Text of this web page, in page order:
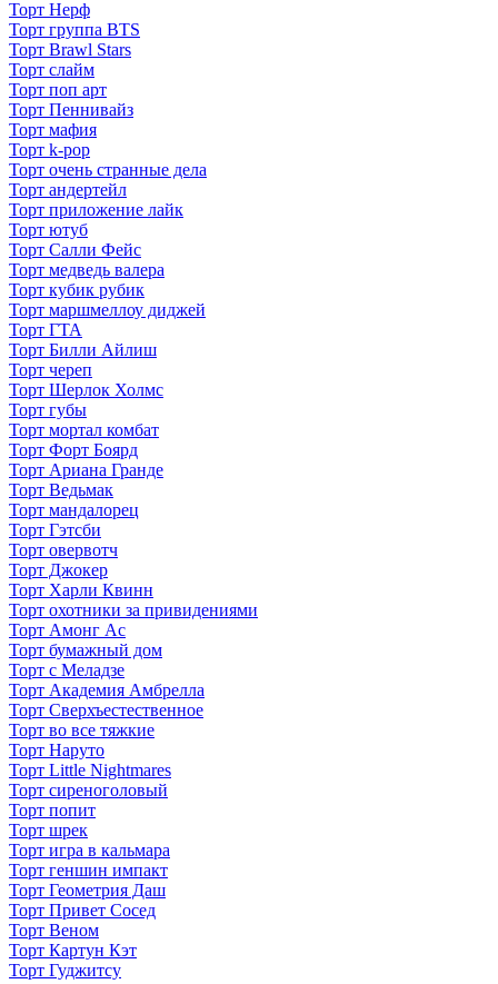
Торт Нерф
Торт группа BTS
Торт Brawl Stars
Торт слайм
Торт поп арт
Торт Пеннивайз
Торт мафия
Торт k-pop
Торт очень странные дела
Торт андертейл
Торт приложение лайк
Торт ютуб
Торт Салли Фейс
Торт медведь валера
Торт кубик рубик
Торт маршмеллоу диджей
Торт ГТА
Торт Билли Айлиш
Торт череп
Торт Шерлок Холмс
Торт губы
Торт мортал комбат
Торт Форт Боярд
Торт Ариана Гранде
Торт Ведьмак
Торт мандалорец
Торт Гэтсби
Торт овервотч
Торт Джокер
Торт Харли Квинн
Торт охотники за привидениями
Торт Амонг Ас
Торт бумажный дом
Торт с Меладзе
Торт Академия Амбрелла
Торт Сверхъестественное
Торт во все тяжкие
Торт Наруто
Торт Little Nightmares
Торт сиреноголовый
Торт попит
Торт шрек
Торт игра в кальмара
Торт геншин импакт
Торт Геометрия Даш
Торт Привет Сосед
Торт Веном
Торт Картун Кэт
Торт Гуджитсу